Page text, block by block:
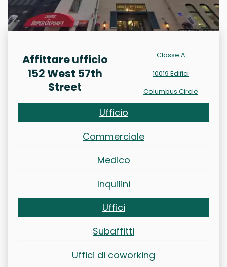
Affittare ufficio
152 West 57th
Street
Classe A
10019 Edifici
Columbus Circle
Ufficio
Commerciale
Medico
Inquilini
Uffici
Subaffitti
Uffici di coworking